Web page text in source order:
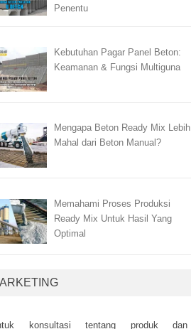
Penentu
Kebutuhan Pagar Panel Beton:
Keamanan & Fungsi Multiguna
Mengapa Beton Ready Mix Lebih
Mahal dari Beton Manual?
Memahami Proses Produksi
Ready Mix Untuk Hasil Yang
Optimal
kоnsultаsі tеntаng рrоduk dаn